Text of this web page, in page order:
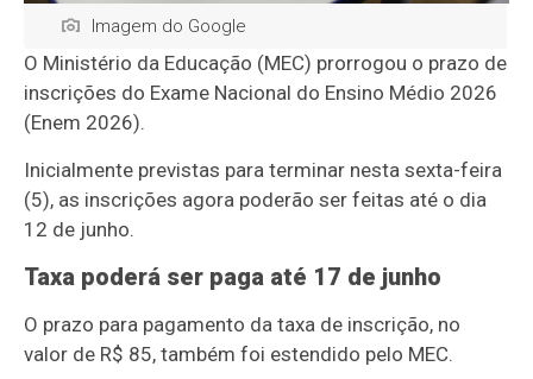
Imagem do Google
O Ministério da Educação (MEC) prorrogou o prazo de
inscrições do Exame Nacional do Ensino Médio 2026
(Enem 2026).
Inicialmente previstas para terminar nesta sexta-feira
(5), as inscrições agora poderão ser feitas até o dia
12 de junho.
Taxa poderá ser paga até 17 de junho
O prazo para pagamento da taxa de inscrição, no
valor de R$ 85, também foi estendido pelo MEC.